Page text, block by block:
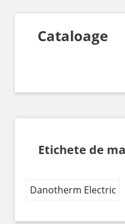
Cataloage
Etichete de
Danotherm Electric